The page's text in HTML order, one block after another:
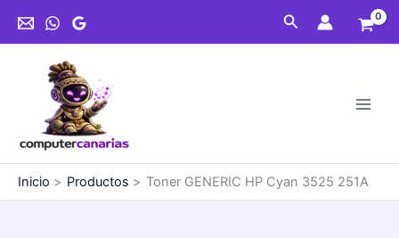
Buscar
Inicio Productos Toner GENERIC HP Cyan 3525 251A
Cyan
3525
cantidad